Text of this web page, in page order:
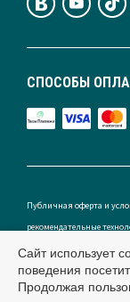
СПОСОБЫ
Публичная оферта и
рекомендательные
Сайт использует
поведения
Продолжая